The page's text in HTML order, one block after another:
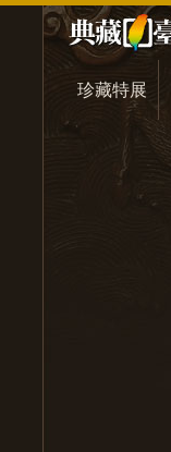
珍藏特展